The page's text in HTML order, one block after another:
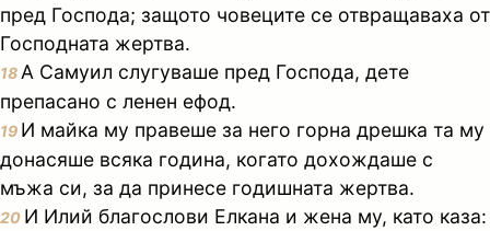
пред Господа; защото човеците се отвращаваха от
Господната жертва.
18 А Самуил слугуваше пред Господа, дете
препасано с ленен ефод.
19 И майка му правеше за него горна дрешка та му
донасяше всяка година, когато дохождаше с
мъжа си, за да принесе годишната жертва.
20 И Илий благослови Елкана и жена му, като каза: